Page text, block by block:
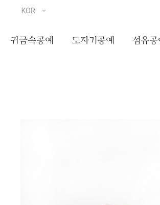
귀금속공예 도자기공예 섬유공